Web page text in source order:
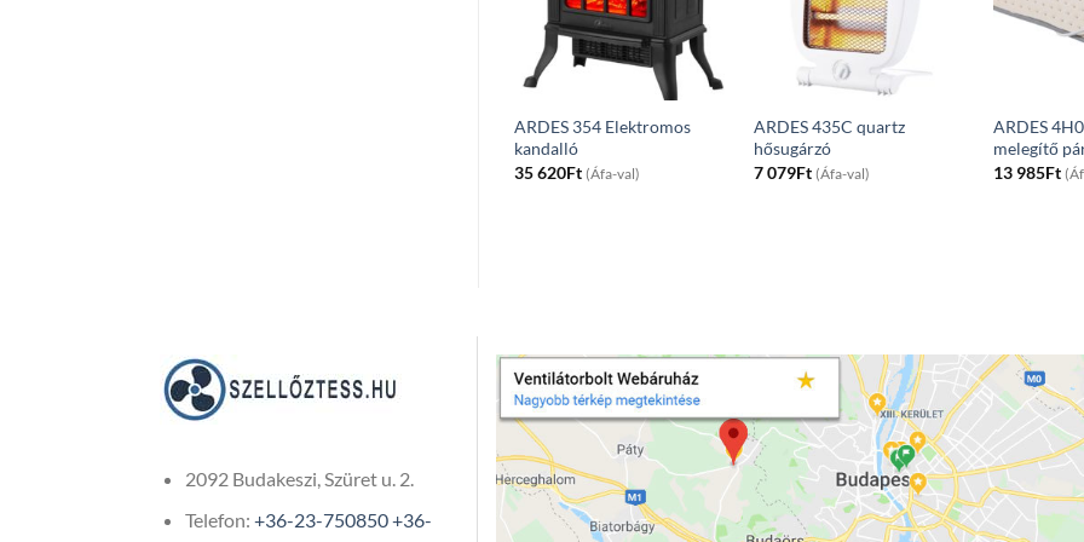
ARDES 354 Elektromos
kandalló
35 620Ft (Áfa-val)
ARDES 435C quartz
hősugárzó
7 079Ft (Áfa-val)
ARDES
melegítő
13 985Ft
2092 Budakeszi, Szüret u. 2.
Telefon: +36-23-750850+36-